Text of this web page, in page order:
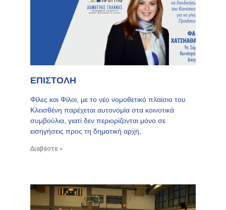
ΕΠΙΣΤΟΛΗ
Φίλες και Φίλοι, με το νέο νομοθετικό πλαίσιο του
Κλεισθένη παρέχεται αυτονομία στα κοινοτικά
συμβούλια, γιατί δεν περιορίζονται μόνο σε
εισηγήσεις προς τη δημοτική αρχή,
Διαβάστε »